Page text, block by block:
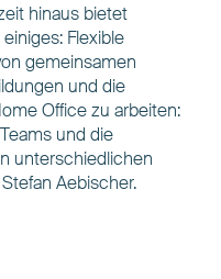
hinaus bietet
Flexible
gemeinsamen
und die
Office zu arbeiten:
und die
unterschiedlichen
Aebischer.